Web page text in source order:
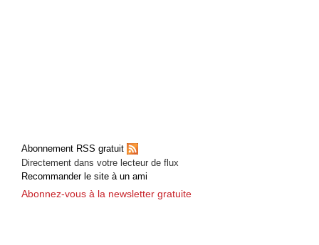
Abonnement RSS gratuit
Directement dans votre lecteur de flux
Recommander le site à un ami
Abonnez-vous à la newsletter gratuite